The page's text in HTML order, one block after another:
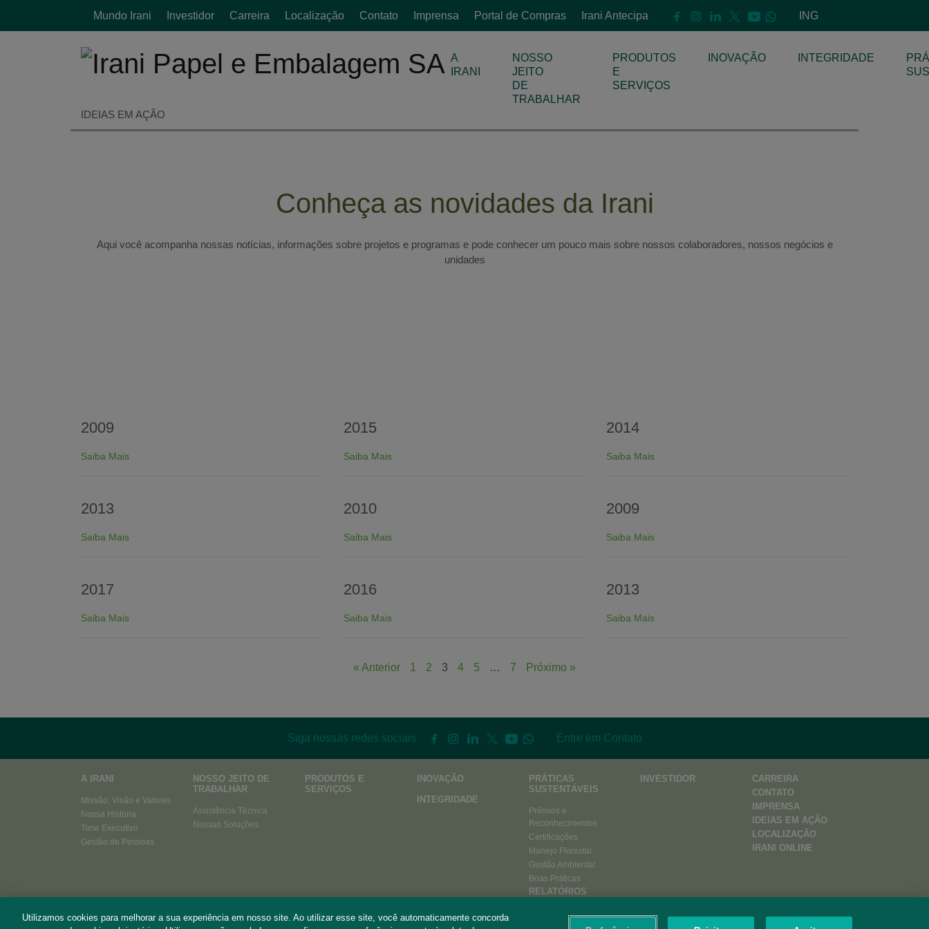
Mundo Irani Investidor Carreira Localização Contato Imprensa Portal de Compras Irani Antecipa ING
ESP
A
IRANI
NOSSO
JEITO
DE
TRABALHAR
PRODUTOS
E
SERVIÇOS
INOVAÇÃO INTEGRIDADE
IDEIAS EM AÇÃO
Conheça as novidades da Irani
Aqui você acompanha nossas notícias, informações sobre projetos e programas e pode conhecer um pouco mais sobre nossos colaboradores, nossos negócios e
unidades
2009
Saiba Mais
2015
Saiba Mais
2014
Saiba Mais
2013
Saiba Mais
2010
Saiba Mais
2009
Saiba Mais
2017
Saiba Mais
2016
Saiba Mais
2013
Saiba Mais
« Anterior 1 2 3 4 5 … 7 Próximo »
Siga nossas redes sociais Entre em Contato
A IRANI
Missão, Visão e Valores
Nossa História
Time Executivo
Gestão de Pessoas
NOSSO JEITO DE
TRABALHAR
Assistência Técnica
Nossas Soluções
PRODUTOS E
SERVIÇOS
INOVAÇÃO
INTEGRIDADE
PRÁTICAS
SUSTENTÁVEIS
Prêmios e
Reconhecimentos
Certificações
Manejo Florestal
Gestão Ambiental
Boas Práticas
RELATÓRIOS
INVESTIDOR
CARREIRA
CONTATO
IMPRENSA
IDEIAS EM AÇÃO
LOCALIZAÇÃO
IRANI ONLINE
Utilizamos cookies para melhorar a sua experiência em nosso site. Ao utilizar esse site, você automaticamente concorda